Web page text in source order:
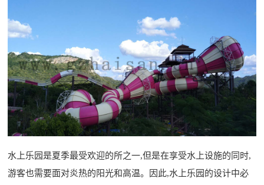
水上乐园是夏季最受欢迎的所之一,但是在享受水上设施的同时,
游客也需要面对炎热的阳光和高温。因此,水上乐园的设计中必